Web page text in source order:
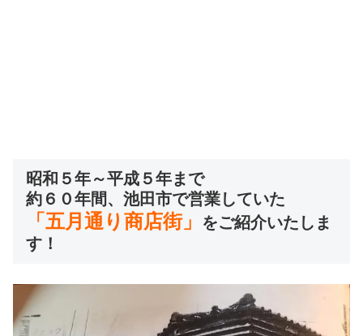
昭和５年～平成５年まで
約６０年間、池田市で営業していた
「五月通り商店街」
をご紹介いたしま
す！